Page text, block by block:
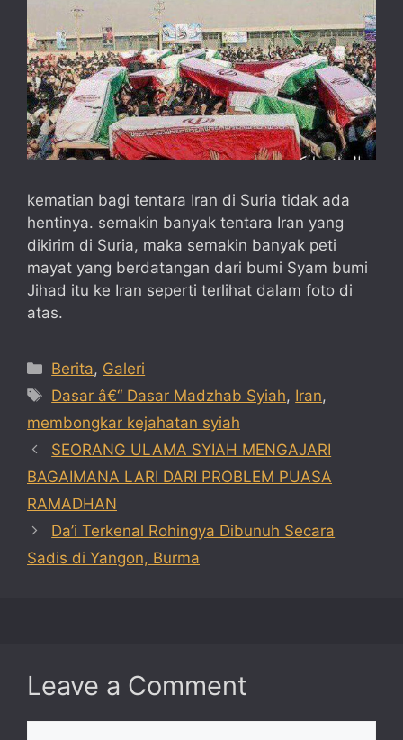
kematian bagi tentara Iran di Suria tidak ada
hentinya. semakin banyak tentara Iran yang
dikirim di Suria, maka semakin banyak peti
mayat yang berdatangan dari bumi Syam bumi
Jihad itu ke Iran seperti terlihat dalam foto di
atas.
Categories
Berita, Galeri
Tags
Dasar â€“ Dasar Madzhab Syiah, Iran,
membongkar kejahatan syiah
SEORANG ULAMA SYIAH MENGAJARI
BAGAIMANA LARI DARI PROBLEM PUASA
RAMADHAN
Da’i Terkenal Rohingya Dibunuh Secara
Sadis di Yangon, Burma
Leave a Comment